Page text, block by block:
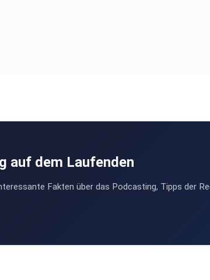
auf dem Laufenden
Fakten über das Podcasting, Tipps der